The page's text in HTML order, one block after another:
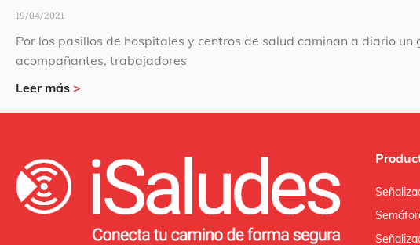
19/04/2021
Por los pasillos de hospitales y centros de salud caminan a diario un
acompañantes, trabajadores
Leer más >